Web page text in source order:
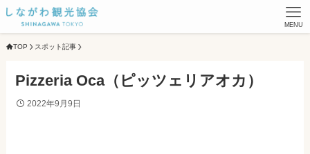
MENU
TOP スポット記事
Pizzeria Oca（ピッツェリアオカ）
2022年9月9日